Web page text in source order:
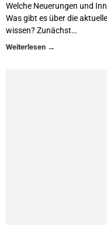
Welche Neuerungen und
Was gibt es über die
wissen? Zunächst…